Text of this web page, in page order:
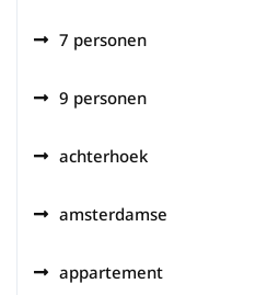
7 personen
9 personen
achterhoek
amsterdamse
appartement